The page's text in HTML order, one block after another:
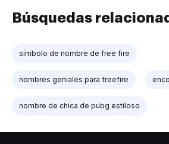
Búsquedas
símbolo de nombre de free fire
nombres geniales para freefire
nombre de chica de pubg estiloso